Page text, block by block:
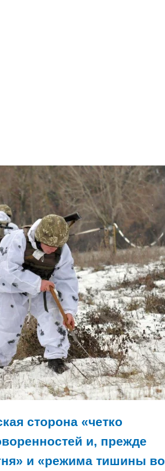
сторона «четко
и, прежде
и «режима тишины во